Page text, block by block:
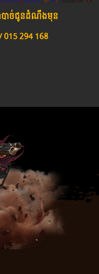
ាំ​បាច់​ជូន​ដំណឹង​មុន
015 294 168